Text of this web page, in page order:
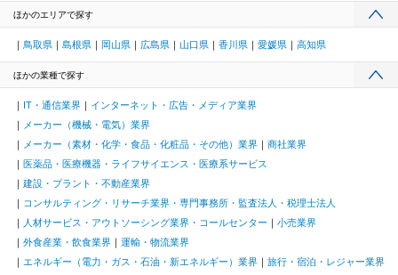
ほかのエリアで探す
鳥取県 島根県 岡山県 広島県 山口県 香川県 愛媛県 高知県
ほかの業種で探す
IT・通信業界
インターネット・広告・メディア業界
メーカー（機械・電気）業界
メーカー（素材・化学・食品・化粧品・その他）業界
商社業界
医薬品・医療機器・ライフサイエンス・医療系サービス
建設・プラント・不動産業界
コンサルティング・リサーチ業界・専門事務所・監査法人・税理士法人
人材サービス・アウトソーシング業界・コールセンター
小売業界
外食産業・飲食業界
運輸・物流業界
エネルギー（電力・ガス・石油・新エネルギー）業界
旅行・宿泊・レジャー業界